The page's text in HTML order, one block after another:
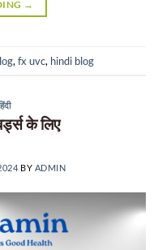
→
, fx uvc, hindi blog
के लिए
BY ADMIN